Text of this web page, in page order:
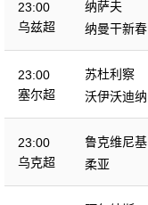
23:00
乌兹超
纳萨夫
纳曼干新春
23:00
塞尔超
苏杜利察
沃伊沃迪纳
23:00
乌克超
鲁克维尼基
柔亚